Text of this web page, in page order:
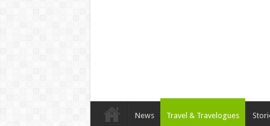
News Travel & Travelogues